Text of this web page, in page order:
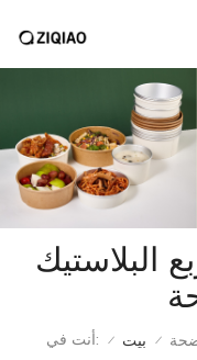
البلاستيك
أنت في: / بيت /